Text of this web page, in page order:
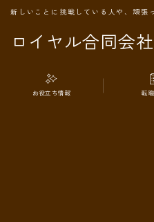
ロイヤル合同会社
新しいことに挑戦している人や、頑張
MENU
TOPページ
お役立ち情報 転